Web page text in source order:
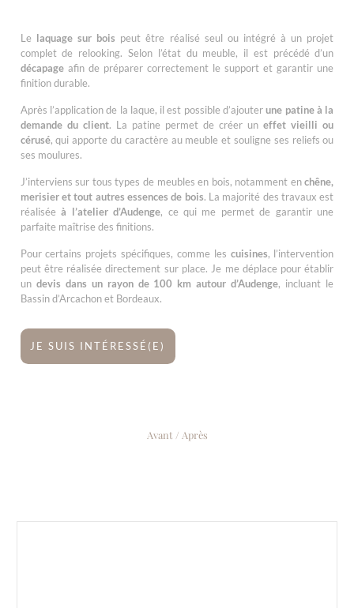
Le laquage sur bois peut être réalisé seul ou intégré à un projet
complet de relooking. Selon l’état du meuble, il est précédé d’un
décapageafin de préparer correctement le support et garantir une
finition durable.
Après l’application de la laque, il est possible d’ajouterune patine à la
demande du client. La patine permet de créer uneffet vieilli ou
cérusé, qui apporte du caractère au meuble et souligne ses reliefs ou
ses moulures.
J’interviens sur tous types de meubles en bois, notamment enchêne,
merisier et tout autres essences de bois. La majorité des travaux est
réaliséeà l’atelier d’Audenge, ce qui me permet de garantir une
parfaite maîtrise des finitions.
Pour certains projets spécifiques, comme les cuisines, l’intervention
peut être réalisée directement sur place. Je me déplace pour établir
un devis dans un rayon de 100 km autour d’Audenge, incluant le
Bassin d’Arcachon et Bordeaux.
JE SUIS INTÉRESSÉ(E)
Avant / Après